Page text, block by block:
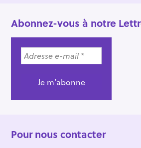
Abonnez-vous à notre
Pour nous contacter